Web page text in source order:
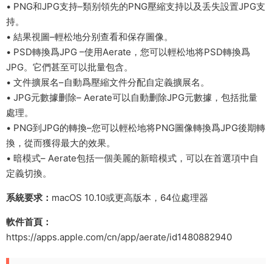
• PNG和JPG支持–類别領先的PNG壓縮支持以及丢失設置JPG支
持。
• 結果視圖–輕松地分别查看和保存圖像。
• PSD轉換爲JPG –使用Aerate，您可以輕松地将PSD轉換爲
JPG。它們甚至可以批量包含。
• 文件擴展名–自動爲壓縮文件分配自定義擴展名。
• JPG元數據删除– Aerate可以自動删除JPG元數據，包括批量
處理。
• PNG到JPG的轉換–您可以輕松地将PNG圖像轉換爲JPG後期轉
換，從而獲得最大的效果。
• 暗模式– Aerate包括一個美麗的新暗模式，可以在首選項中自
定義切換。
系統要求： macOS 10.10或更高版本，64位處理器
軟件首頁：
https://apps.apple.com/cn/app/aerate/id1480882940